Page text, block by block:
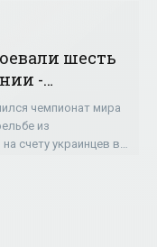
шесть
-
чемпионат мира
из
счету украинцев в